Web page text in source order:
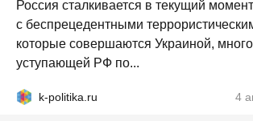
Россия сталкивается в текущий
с беспрецедентными
которые совершаются Украиной,
уступающей РФ по...
k-politika.ru 4